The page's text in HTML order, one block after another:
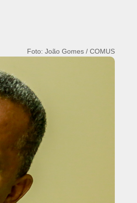
Foto: Nenhum